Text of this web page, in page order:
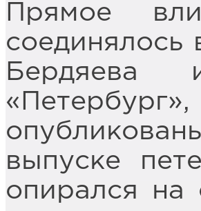
Прямое
соединялось
выпуске
опирался на